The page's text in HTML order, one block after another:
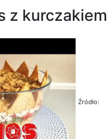
z kurczakiem
Źródło: